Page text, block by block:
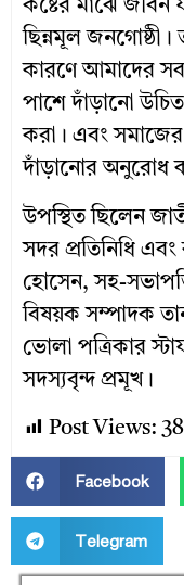
কষ্টের মাঝে
ছিন্নমূল জনগোষ্ঠী।
কারণে আমাদের
পাশে দাঁড়ানো
করা। এবং সমাজের
দাঁড়ানোর অনুরোধ
উপস্থিত ছিলেন
সদর প্রতিনিধি
হোসেন, সহ-
বিষয়ক সম্পাদক
ভোলা পত্রিকার
সদস্যবৃন্দ প্রমূখ।
Post Views:
Facebook
Telegram